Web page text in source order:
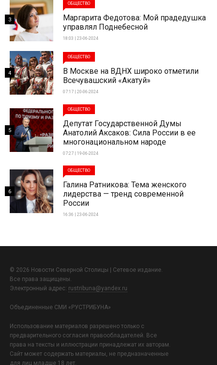
ОБЩЕСТВО
Маргарита Федотова: Мой прадедушка
управлял Поднебесной
18:03 | 23-06-2024
3
ОБЩЕСТВО
В Москве на ВДНХ широко отметили
Всечувашский «Акатуй»
07:17 | 20-06-2024
4
ОБЩЕСТВО
Депутат Государственной Думы
Анатолий Аксаков: Сила России в ее
многонациональном народе
07:27 | 19-06-2024
5
ОБЩЕСТВО
Галина Ратникова: Тема женского
лидерства — тренд современной
России
16:36 | 23-06-2024
6
© 2026 Новости Северной Столицы | Сетевое издание.
Все права защищены.
Электронный адрес: rustribuna@yandex.ru
Объединенные СМИ «РУСТРИБУНА»
Использование материалов разрешено только с
предварительного согласия правообладателей. Все
права на тексты и иллюстрации принадлежат их авторам.
Сайт может содержать материалы, не предназначенные
для лиц младше 18 лет.